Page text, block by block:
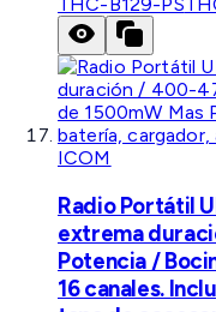
THC-B129-PS
ICOM
Radio Portátil
extrema
Potencia /
16 canales.